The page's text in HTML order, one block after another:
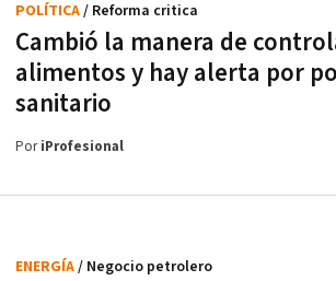
Cambió la manera de
alimentos y hay alerta por
sanitario
POLÍTICA/ Reforma critica
PoriProfesional
ENERGÍA/ Negocio petrolero